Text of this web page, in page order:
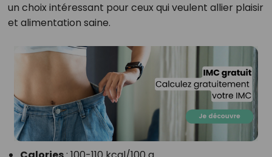
un choix intéressant pour ceux qui veulent allier plaisir
et alimentation saine.